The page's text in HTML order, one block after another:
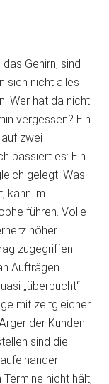
Gehirn, sind
sich nicht alles
Wer hat da nicht
vergessen? Ein
zwei
passiert es: Ein
gelegt. Was
kann im
führen. Volle
höher
zugegriffen.
Aufträgen
„überbucht“
mit zeitgleicher
der Kunden
sind die
nicht hält,